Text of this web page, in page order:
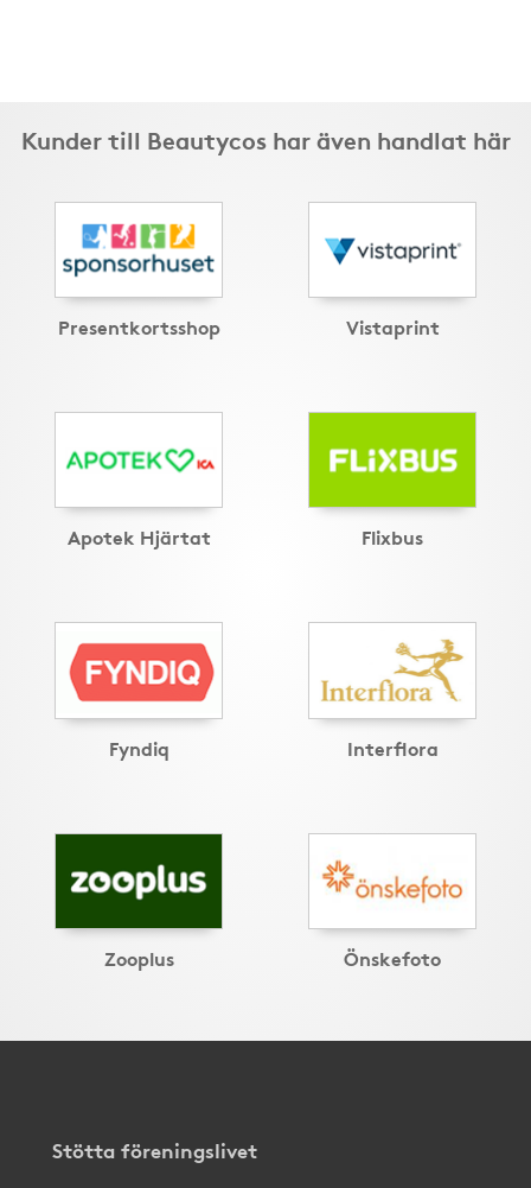
Kunder till Beautycos har även handlat här
Presentkortsshop Vistaprint
Apotek Hjärtat Flixbus
Fyndiq Interflora
Zooplus Önskefoto
Stötta föreningslivet